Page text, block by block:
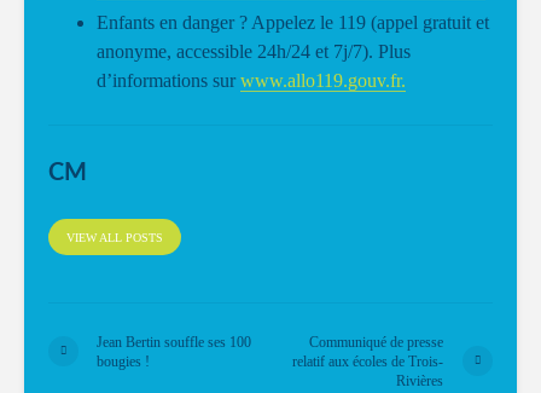
Enfants en danger ? Appelez le 119 (appel gratuit et
anonyme, accessible 24h/24 et 7j/7). Plus
d’informations sur www.allo119.gouv.fr.
CM
VIEW ALL POSTS
Jean Bertin souffle ses 100
bougies !
Communiqué de presse
relatif aux écoles de Trois-
Rivières